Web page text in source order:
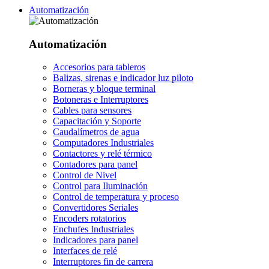
Automatización
Automatización
Accesorios para tableros
Balizas, sirenas e indicador luz piloto
Borneras y bloque terminal
Botoneras e Interruptores
Cables para sensores
Capacitación y Soporte
Caudalímetros de agua
Computadores Industriales
Contactores y relé térmico
Contadores para panel
Control de Nivel
Control para Iluminación
Control de temperatura y proceso
Convertidores Seriales
Encoders rotatorios
Enchufes Industriales
Indicadores para panel
Interfaces de relé
Interruptores fin de carrera